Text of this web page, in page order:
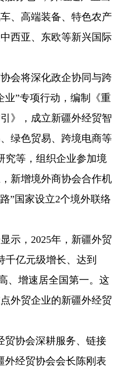
、高端装备、特色农产
西亚、东欧等新兴国际
会将深化政企协同与跨
业”专项行动，编制《重
》，成立新疆外经贸智
绿色贸易、跨境电商等
究等，组织企业参加境
新增境外商协会合作机
”国家设立2个境外联络
示，2025年，新疆外贸
千亿元级增长、达到
、增速居全国第一。这
外贸企业的新疆外经贸
贸协会深耕服务、链接
外经贸协会会长陈刚表